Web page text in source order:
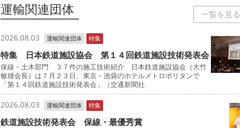
運輸関連団体 一覧を見る
2026.08.03 運輸関連団体 特集
特集 日本鉄道施設協会 第１４回鉄道施設技術発表会
保線・土木部門 ３７件の施工技術紹介 日本鉄道施設協会（大竹
敏雄会長）は７月２３日、東京・池袋のホテルメトロポリタンで
「第１４回鉄道施設技術発表会」（交通新聞社
2026.08.03 運輸関連団体 特集
鉄道施設技術発表会 保線・最優秀賞